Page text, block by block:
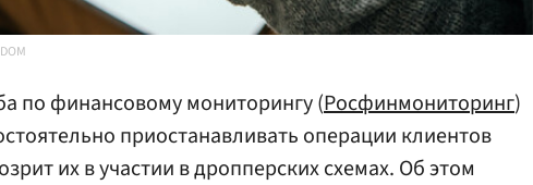
по финансовому мониторингу (Росфинмониторинг)
приостанавливать операции клиентов
их в участии в дропперских схемах. Об этом